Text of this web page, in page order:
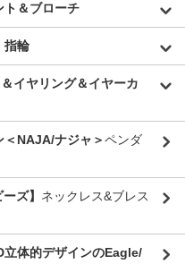
ト＆ブローチ
指輪
イヤリング＆イヤーカ
NAJA/ナジャ＞ペンダ
ズ】 ネックレス&ブレス
立体的デザインのEagle/